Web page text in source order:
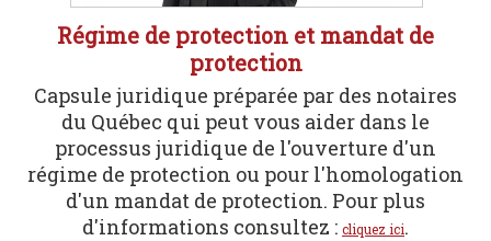
Régime de protection et mandat de
protection
Capsule juridique préparée par des notaires
du Québec qui peut vous aider dans le
processus juridique de l'ouverture d'un
régime de protection ou pour l'homologation
d'un mandat de protection. Pour plus
d'informations consultez : cliquez ici.